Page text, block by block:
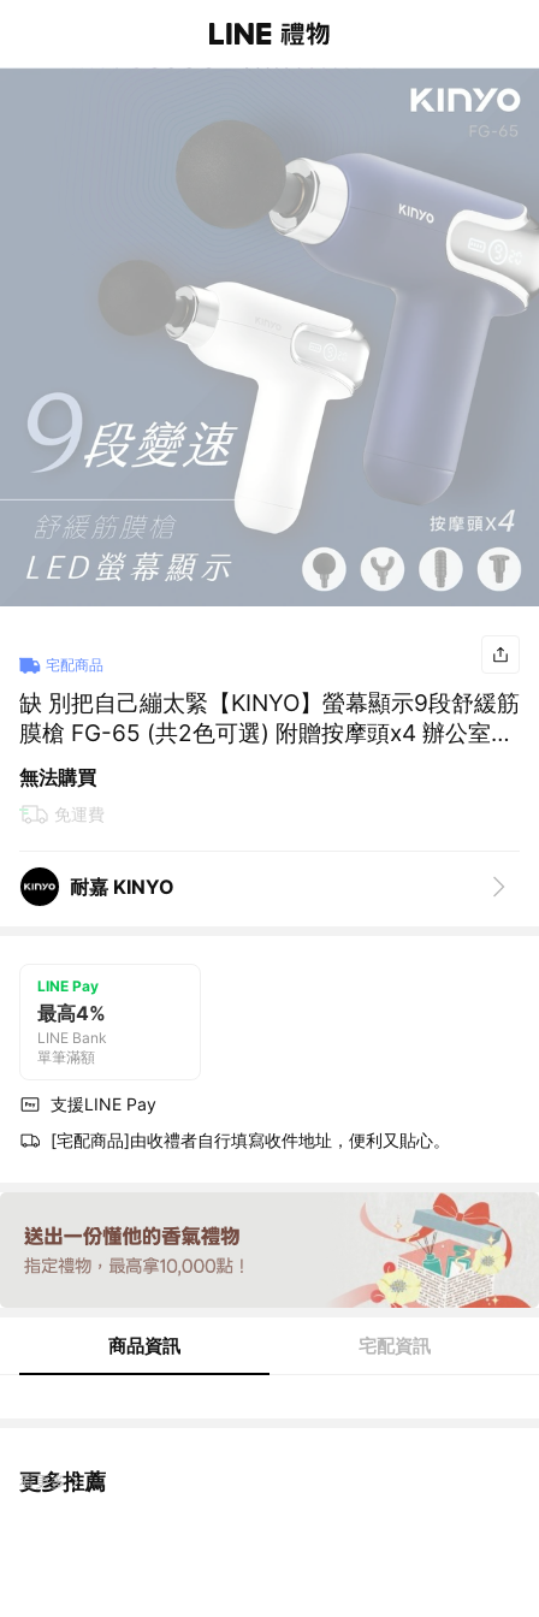
宅配商品
缺 別把自己繃太緊【KINYO】螢幕顯示9段舒緩筋
膜槍 FG-65 (共2色可選) 附贈按摩頭x4 辦公室久
坐 運動健身 筋膜放鬆 深層舒緩 輕巧機身 手持不
費力
無法購買
免運費
耐嘉 KINYO
LINE Pay
最高4%
LINE Bank
單筆滿額
支援LINE Pay
[宅配商品]由收禮者自行填寫收件地址，便利又貼心。
商品資訊 宅配資訊
更多推薦
看更多